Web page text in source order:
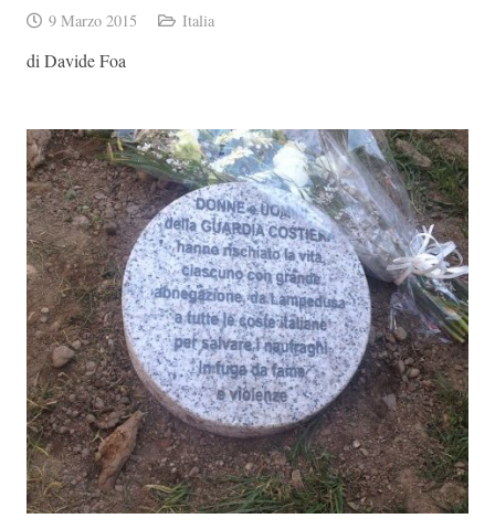
9 Marzo 2015 Italia
di Davide Foa